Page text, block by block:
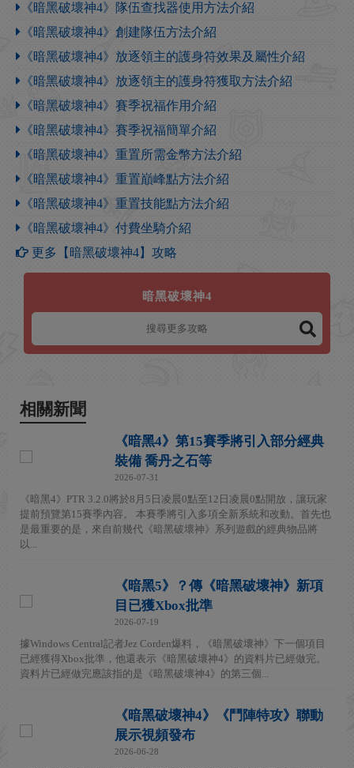
《暗黑破壞神4》隊伍查找器使用方法介紹
《暗黑破壞神4》創建隊伍方法介紹
《暗黑破壞神4》放逐領主的護身符效果及屬性介紹
《暗黑破壞神4》放逐領主的護身符獲取方法介紹
《暗黑破壞神4》賽季祝福作用介紹
《暗黑破壞神4》賽季祝福簡單介紹
《暗黑破壞神4》重置所需金幣方法介紹
《暗黑破壞神4》重置巔峰點方法介紹
《暗黑破壞神4》重置技能點方法介紹
《暗黑破壞神4》付費坐騎介紹
更多【暗黑破壞神4】攻略
暗黑破壞神4
相關新聞
《暗黑4》第15賽季將引入部分經典
裝備 喬丹之石等
2026-07-31
《暗黑4》PTR 3.2.0將於8月5日凌晨0點至12日凌晨0點開放，讓玩家
提前預覽第15賽季內容。 本賽季將引入多項全新系統和改動。首先也
是最重要的是，來自前幾代《暗黑破壞神》系列遊戲的經典物品將
以...
《暗黑5》？傳《暗黑破壞神》新項
目已獲Xbox批準
2026-07-19
據Windows Central記者Jez Corden爆料，《暗黑破壞神》下一個項目
已經獲得Xbox批準，他還表示《暗黑破壞神4》的資料片已經做完。
資料片已經做完應該指的是《暗黑破壞神4》的第三個...
《暗黑破壞神4》《鬥陣特攻》聯動
展示視頻發布
2026-06-28